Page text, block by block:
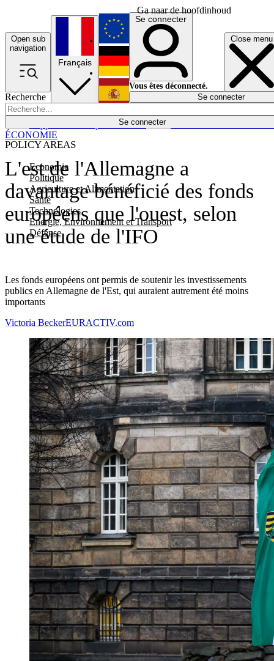
Ga naar de hoofdinhoud
Open sub
navigation
Close menu
Recherche
Se connecter
POLICY AREAS
Economie
Politique
Agriculture et Alimentation
Santé
Technologies
Energie, Environnement et Transport
Défense
Économie
Français
English
Deutsch
Español
Se connecter
Vous êtes déconnecté.
Se connecter
L'est de l'Allemagne a
davantage bénéficié des fonds
européens que l'ouest, selon
une étude de l'IFO
Les fonds européens ont permis de soutenir les investissements
publics en Allemagne de l'Est, qui auraient autrement été moins
importants
ÉCONOMIE
Victoria BeckerEURACTIV.com